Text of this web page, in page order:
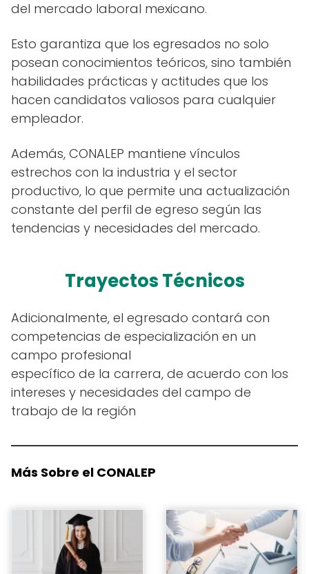
del mercado laboral mexicano.
Esto garantiza que los egresados no solo
posean conocimientos teóricos, sino también
habilidades prácticas y actitudes que los
hacen candidatos valiosos para cualquier
empleador.
Además, CONALEP mantiene vínculos
estrechos con la industria y el sector
productivo, lo que permite una actualización
constante del perfil de egreso según las
tendencias y necesidades del mercado.
Trayectos Técnicos
Adicionalmente, el egresado contará con
competencias de especialización en un
campo profesional
específico de la carrera, de acuerdo con los
intereses y necesidades del campo de
trabajo de la región
Más Sobre el CONALEP